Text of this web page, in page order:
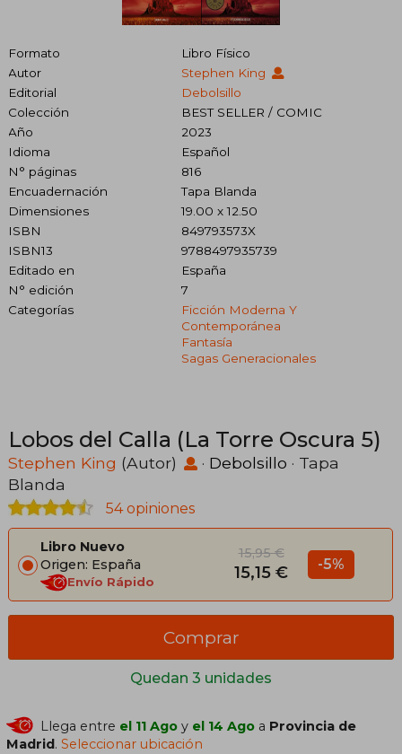
Formato
Libro Físico
Autor
Stephen King
Editorial
Debolsillo
Colección
BEST SELLER / COMIC
Año
2023
Idioma
Español
N° páginas
816
Encuadernación
Tapa Blanda
Dimensiones
19.00 x 12.50
ISBN
849793573X
ISBN13
9788497935739
Editado en
España
N° edición
7
Categorías
Ficción Moderna Y
Contemporánea
Fantasía
Sagas Generacionales
Lobos del Calla (La Torre Oscura 5)
Stephen King (Autor) · Debolsillo · Tapa
Blanda
54 opiniones
Libro Nuevo
Origen: España
Envío Rápido
15,95 €
15,15 € -5%
Quedan 3 unidades
Comprar
Llega entre el 11 Ago y el 14 Ago a Provincia de
Madrid.Seleccionar ubicación